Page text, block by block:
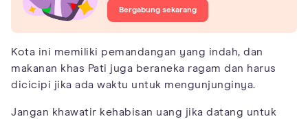
Bergabung sekarang
Kota ini memiliki pemandangan yang indah, dan
makanan khas Pati juga beraneka ragam dan harus
dicicipi jika ada waktu untuk mengunjunginya.
Jangan khawatir kehabisan uang jika datang untuk